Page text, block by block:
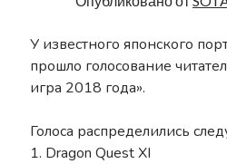
Метки
Blog BUKKORO
У известного японского
прошло голосование
игра 2018 года».
Голоса распределились
1. Dragon Quest XI